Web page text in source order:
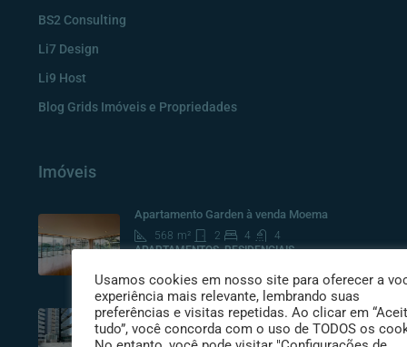
BS2 Consulting
Li7 Design
Li9 Host
Blog Grids Imóveis e Propriedades
Imóveis
Apartamento Garden à venda Moema
568 m² 2 4
4
APARTAMENTOS, RESIDENCIAIS
R$ 17.000.000
PRÉDIO NOVO LOCAÇÃO PARAÍSO
1063900 m²
CORPORATIVOS
Usamos cookies em nosso site para oferecer a
experiência mais relevante, lembrando suas
preferências e visitas repetidas. Ao clicar em
tudo”, você concorda com o uso de TODOS os